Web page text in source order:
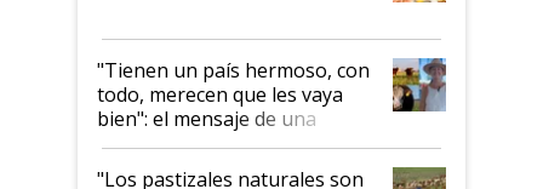
"Tienen un país hermoso, con
todo, merecen que les vaya
bien": el mensaje de una
ganadera uruguaya sobre las
oportunidades que se abren
"Los pastizales naturales son